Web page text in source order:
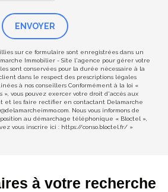
ENVOYER
sur ce formulaire sont enregistrées dans un
Immobilier - Site l'agence pour gérer votre
sont conservées pour la durée nécessaire à la
dans le respect des prescriptions légales
à nos conseillers Conformément à la loi «
vous pouvez exercer votre droit d'accès aux
et les faire rectifier en contactant Delamarche
Nous vous informons de
au démarchage téléphonique « Bloctel »,
vous inscrire ici : https://conso.bloctel.fr/ »
à votre recherche